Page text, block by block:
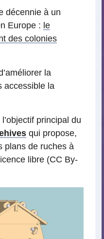
décennie à un
Europe : le
des colonies
la
accessible la
principal du
qui propose,
plans de ruches à
libre (CC By-